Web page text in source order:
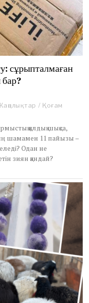
сұрыпталмаған
/ Қоғам
қалдық шықса,
шамамен 11 пайызы –
Одан не
зиян қандай?